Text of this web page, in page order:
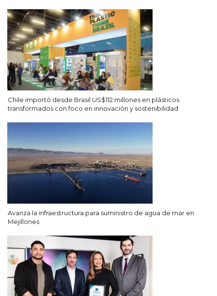
Chile importó desde Brasil US$112 millones en plásticos
transformados con foco en innovación y sostenibilidad
Avanza la infraestructura para suministro de agua de mar en
Mejillones